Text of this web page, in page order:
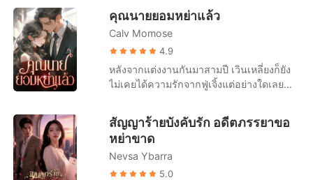
ทุกอย่าง "ถ้าเธอยังไม่ยอมขอโทษ ฉันจะหย่า
กับเธอทันที แล้วออกไปแต่ตัวซะ!" สรณ์ตวาด
ลั่น คิดว่าคำว่าหย่าจะทำให้ผู้หญิงที่เกาะ
ครอบครัวกินอย่างเธอต้องคุกเข่าอ้อนวอน
ความรักและการทุ่มเทแกล้งโง่มาตลอดสิบปี
พังทลายลงในพริบตา แต่พวกเขาไม่มีทางรู้
อาณาจักรธุรกิจมูลค่าแสนล้าน เธอเซ็นใบ
หย่าอย่างเยือกเย็น นิ้วเรียวกดปล่อยไฟล์เสียง
สารภาพของไพลินลงโซเชียล...เกมการกวาด
เวลาส่วนใหญ่ในแต่ละปีไปกับคนรักเก่าที่ต่าง
ประเทศ แม้ว่าคนรักเก่าจะตั้งครรภ์ลูกของลู่
เหยี่ยนจือแล้ว ซ่งชิงอวี่ก็ยังคงขอแต่งงานกับ
ลู่เหยี่ยนจือ แต่ในวันไปจดทะเบียนเพราะคน
รักเก่ากลับมา ลู่เหยี่ยนจือก็ไม่ปรากฏตัวที่ที่
ว่าการอำเภอ หลังจากรักลู่เหยี่ยนจือมาเจ็ดปี
ซ่งชิงอวี่ก็หมดหวังสิ้นเชิง เธอได้บล็อกลู่เหยี่
ยู่ ลู่เหยี่ยนจือไม่ได้ใส่ใจอะไร คิดว่าสักวัน
หนึ่งยังไงซ่งชิงอวี่ก็จะกลับมา จนกระทั่งเขา
เห็นซ่งชิงอวี่จดทะเบียนสมรสกับชายอื่นที่
หน้าที่ว่าการอำเภอ! คุณลู่ผู้ยิ่งใหญ่ถึงกับเสีย
คุณนายยอมหย่าแล้ว
Calv Momose
4.9
หลังจากแต่งงานกันมาสามปี เวินเหลี่ยงก็ยัง
ไม่เคยได้ความรักจากฟู่เจิ้งแต่อย่างใดเลย
หนังสือการหย่า "ถ้าฉันมีลูก คุณยังเลือกหย่า
ไหม?" เธออยากจับโอกาสสุดท้ายนี้ไว้ แต่
แล้วมีแต่คำตอบที่เย็นชาว่า "ใช่" เวินเหลี่ยง
หลับตาและเลือกที่จะปล่อยมือ ...ต่อมาเธอ
นอนอยู่บนเตียงคนไข้ด้วยความสิ้นหวังและ
สัญญาร้ายบังคับรัก อดีตภรรยาขอ
หย่าขาด
Nevsa Ybarra
5.0